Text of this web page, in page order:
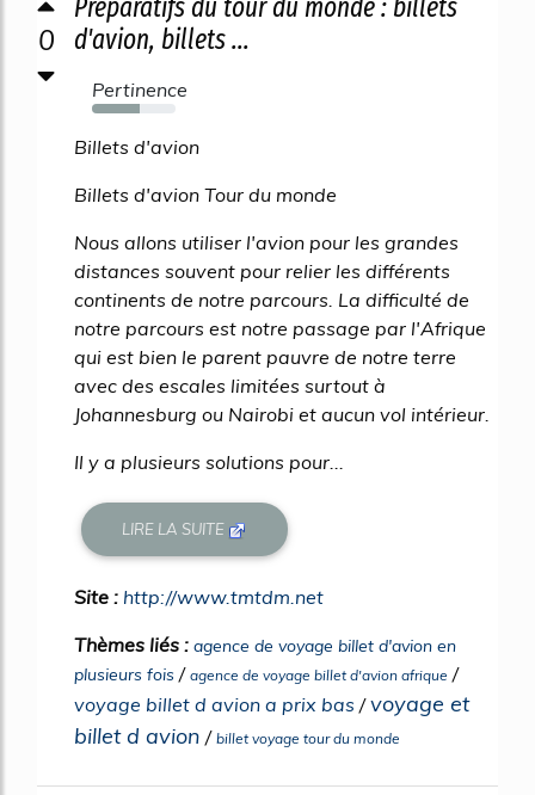
0
d'avion, billets ...
Pertinence
57%
Billets d'avion
Billets d'avion Tour du monde
Nous allons utiliser l'avion pour les grandes
distances souvent pour relier les différents
continents de notre parcours. La difficulté de
notre parcours est notre passage par l'Afrique
qui est bien le parent pauvre de notre terre
avec des escales limitées surtout à
Johannesburg ou Nairobi et aucun vol intérieur.
Il y a plusieurs solutions pour...
LIRE LA SUITE
Site : http://www.tmtdm.net
Thèmes liés : agence de voyage billet d'avion en
plusieurs fois / agence de voyage billet d'avion afrique /
voyage billet d avion a prix bas /voyage et
billet d avion / billet voyage tour du monde